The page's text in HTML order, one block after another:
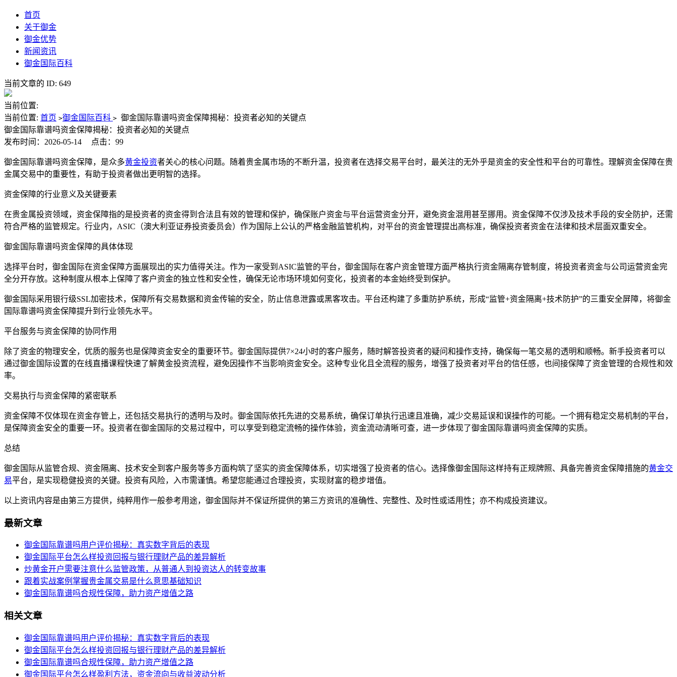
首页
关于御金
御金优势
新闻资讯
御金国际百科
当前文章的 ID: 649
当前位置:
当前位置: 首页 >御金国际百科 > 御金国际靠谱吗资金保障揭秘：投资者必知的关键点
御金国际靠谱吗资金保障揭秘：投资者必知的关键点
发布时间：2026-05-14
点击：99
御金国际靠谱吗资金保障，是众多黄金投资者关心的核心问题。随着贵金属市场的不断升温，投资者在选择交易平台时，最关注的无外乎是资金的安全性和平台的可靠性。理解资金保障在贵
金属交易中的重要性，有助于投资者做出更明智的选择。
资金保障的行业意义及关键要素
在贵金属投资领域，资金保障指的是投资者的资金得到合法且有效的管理和保护，确保账户资金与平台运营资金分开，避免资金混用甚至挪用。资金保障不仅涉及技术手段的安全防护，还需
符合严格的监管规定。行业内，ASIC（澳大利亚证券投资委员会）作为国际上公认的严格金融监管机构，对平台的资金管理提出高标准，确保投资者资金在法律和技术层面双重安全。
御金国际靠谱吗资金保障的具体体现
选择平台时，御金国际在资金保障方面展现出的实力值得关注。作为一家受到ASIC监管的平台，御金国际在客户资金管理方面严格执行资金隔离存管制度，将投资者资金与公司运营资金完
全分开存放。这种制度从根本上保障了客户资金的独立性和安全性，确保无论市场环境如何变化，投资者的本金始终受到保护。
御金国际采用银行级SSL加密技术，保障所有交易数据和资金传输的安全，防止信息泄露或黑客攻击。平台还构建了多重防护系统，形成“监管+资金隔离+技术防护”的三重安全屏障，将御金
国际靠谱吗资金保障提升到行业领先水平。
平台服务与资金保障的协同作用
除了资金的物理安全，优质的服务也是保障资金安全的重要环节。御金国际提供7×24小时的客户服务，随时解答投资者的疑问和操作支持，确保每一笔交易的透明和顺畅。新手投资者可以
通过御金国际设置的在线直播课程快速了解黄金投资流程，避免因操作不当影响资金安全。这种专业化且全流程的服务，增强了投资者对平台的信任感，也间接保障了资金管理的合规性和效
率。
交易执行与资金保障的紧密联系
资金保障不仅体现在资金存管上，还包括交易执行的透明与及时。御金国际依托先进的交易系统，确保订单执行迅速且准确，减少交易延误和误操作的可能。一个拥有稳定交易机制的平台，
是保障资金安全的重要一环。投资者在御金国际的交易过程中，可以享受到稳定流畅的操作体验，资金流动清晰可查，进一步体现了御金国际靠谱吗资金保障的实质。
总结
御金国际从监管合规、资金隔离、技术安全到客户服务等多方面构筑了坚实的资金保障体系，切实增强了投资者的信心。选择像御金国际这样持有正规牌照、具备完善资金保障措施的黄金交
易平台，是实现稳健投资的关键。投资有风险，入市需谨慎。希望您能通过合理投资，实现财富的稳步增值。
以上资讯内容是由第三方提供，纯粹用作一般参考用途，御金国际并不保证所提供的第三方资讯的准确性、完整性、及时性或适用性；亦不构成投资建议。
最新文章
御金国际靠谱吗用户评价揭秘：真实数字背后的表现
御金国际平台怎么样投资回报与银行理财产品的差异解析
炒黄金开户需要注意什么监管政策，从普通人到投资达人的转变故事
跟着实战案例掌握贵金属交易是什么意思基础知识
御金国际靠谱吗合规性保障，助力资产增值之路
相关文章
御金国际靠谱吗用户评价揭秘：真实数字背后的表现
御金国际平台怎么样投资回报与银行理财产品的差异解析
御金国际靠谱吗合规性保障，助力资产增值之路
御金国际平台怎么样盈利方法，资金流向与收益波动分析